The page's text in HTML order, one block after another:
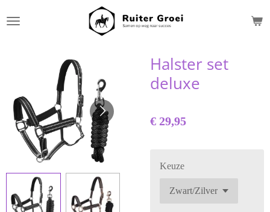
direct
hoofdinhoud
Halster set
deluxe
€ 29,95
Keuze